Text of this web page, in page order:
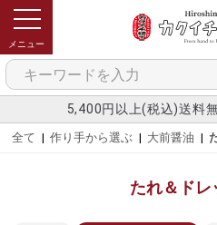
5,400円以上(税込)送料
全て | 作り手から選ぶ | 大前醤油 |
たれ＆ドレ
メニュー